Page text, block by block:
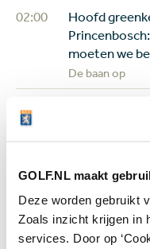
GOLF.NL maakt
Deze worden gebruikt
Zoals inzicht krijgen in
services. Door op
02:00
Hoofd
moeten we
De baan op
Solheim
08 aug
Review Shot
caddieboekje
Equipment